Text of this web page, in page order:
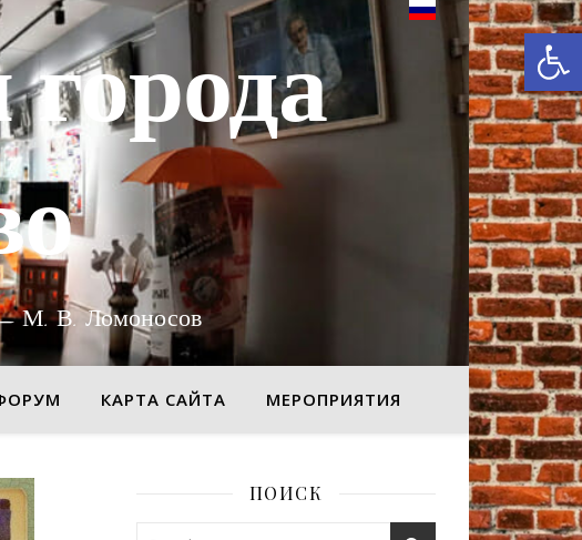
— М. В. Ломоносов
КАРТА САЙТА МЕРОПРИЯТИЯ
ПОИСК